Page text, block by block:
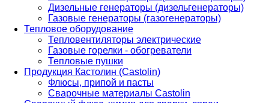
Дизельные генераторы (дизельгенераторы)
Газовые генераторы (газогенераторы)
Тепловое оборудование
Тепловентиляторы электрические
Газовые горелки - обогреватели
Тепловые пушки
Продукция Кастолин (Castolin)
Флюсы, припой и пасты
Сварочные материалы Castolin